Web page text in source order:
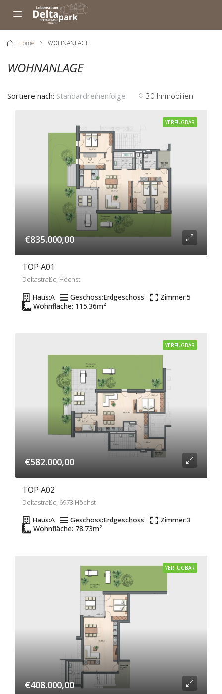
Home WOHNANLAGE
WOHNANLAGE
30 Immobilien
Sortiere nach: Standardreihenfolge
VERFÜGBAR
€835.000,00
TOP A01
Deltastraße, Höchst
Haus:A Geschoss:Erdgeschoss Zimmer:5
Wohnfläche: 115.36m²
VERFÜGBAR
€582.000,00
TOP A02
Deltastraße, 6973 Höchst
Haus:A Geschoss:Erdgeschoss Zimmer:3
Wohnfläche: 78.73m²
VERFÜGBAR
€408.000,00